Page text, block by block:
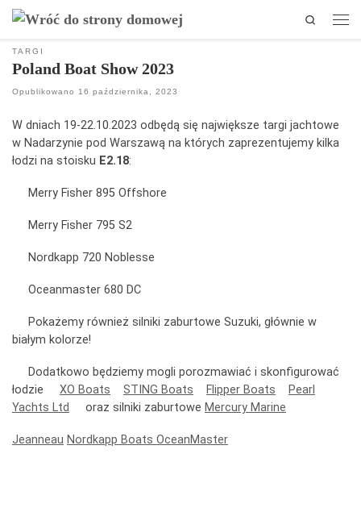
Przejdź do treści
Search
TARGI
Poland Boat Show 2023
Opublikowano 16 października, 2023
W dniach 19-22.10.2023 odbędą się największe targi jachtowe
w Nadarzynie pod Warszawą na których zaprezentujemy kilka
łodzi na stoisku E2.18:
Merry Fisher 895 Offshore
Merry Fisher 795 S2
Nordkapp 720 Noblesse
Oceanmaster 680 DC
Pokażemy również silniki zaburtowe Suzuki, głównie w
białym kolorze!
Dodatkowo będziemy mogli porozmawiać i skonfigurować
łodzie
XO Boats STING Boats Flipper Boats
Pearl
Yachts Ltd
oraz silniki zaburtowe Mercury Marine
Jeanneau Nordkapp Boats OceanMaster